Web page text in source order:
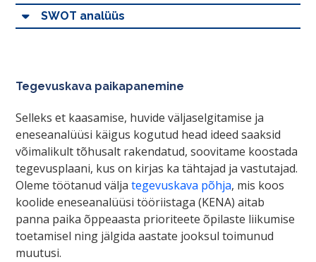
SWOT analüüs
Tegevuskava paikapanemine
Selleks et kaasamise, huvide väljaselgitamise ja
eneseanalüüsi käigus kogutud head ideed saaksid
võimalikult tõhusalt rakendatud, soovitame koostada
tegevusplaani, kus on kirjas ka tähtajad ja vastutajad.
Oleme töötanud väljategevuskava põhja, mis koos
koolide eneseanalüüsi tööriistaga (KENA) aitab
panna paika õppeaasta prioriteete õpilaste liikumise
toetamisel ning jälgida aastate jooksul toimunud
muutusi.